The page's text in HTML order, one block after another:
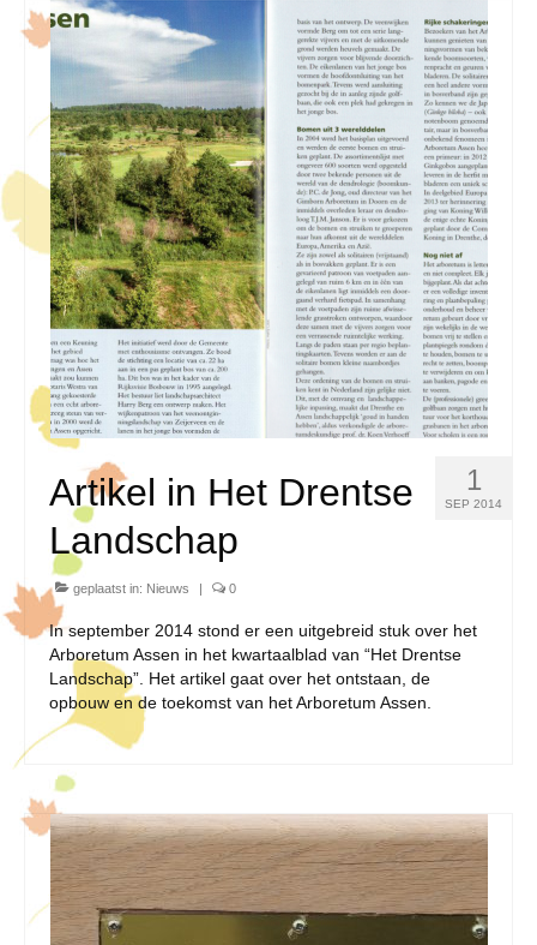
1
SEP 2014
Artikel in Het Drentse
Landschap
geplaatst in: Nieuws | 0
In september 2014 stond er een uitgebreid stuk over het
Arboretum Assen in het kwartaalblad van “Het Drentse
Landschap”. Het artikel gaat over het ontstaan, de
opbouw en de toekomst van het Arboretum Assen.